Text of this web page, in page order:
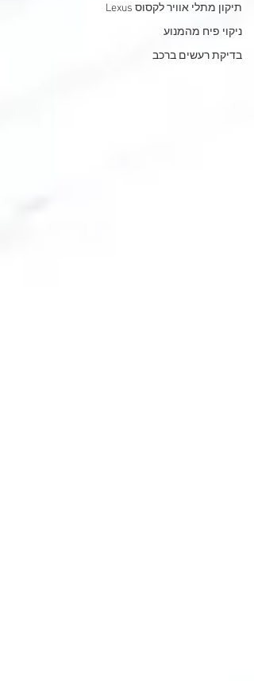
תיקון מתלי אוויר לקסוס Lexus
ניקוי פיח מהמנוע
בדיקת רעשים ברכב